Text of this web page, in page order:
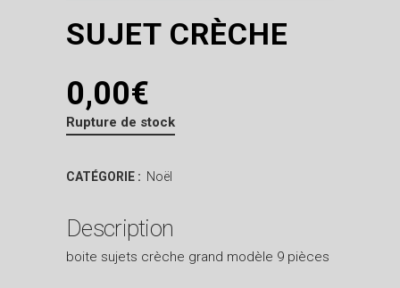
SUJET CRÈCHE
0,00€
Rupture de stock
CATÉGORIE : Noël
Description
boite sujets crèche grand modèle 9 pièces